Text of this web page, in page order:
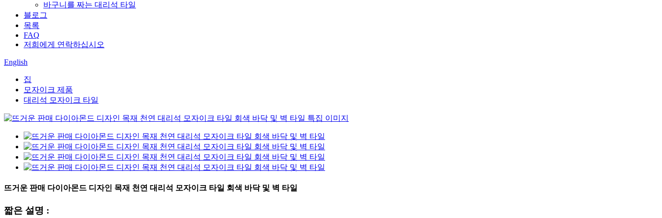
바구니를 짜는 대리석 타일
블로그
목록
FAQ
저희에게 연락하십시오
English
집
모자이크 제품
대리석 모자이크 타일
뜨거운 판매 다이아몬드 디자인 목재 천연 대리석 모자이크 타일 회색 바닥 및 벽 타일
짧은 설명 :